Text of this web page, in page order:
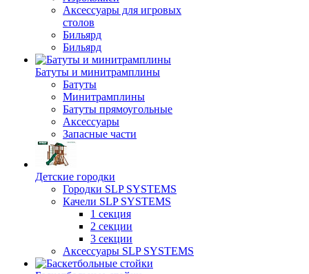
Аксессуары для игровых
столов
Бильяpд
Бильяpд
Батуты и минитрамплины
Батуты
Минитрамплины
Батуты прямоугольные
Аксессуары
Запасные части
Детские городки
Городки SLP SYSTEMS
Качели SLP SYSTEMS
1 секция
2 секции
3 секции
Аксессуары SLP SYSTEMS